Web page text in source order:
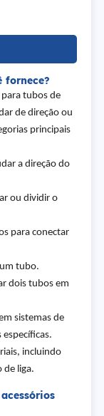
fornece?
para tubos de
de direção ou
principais
a direção do
ou dividir o
para conectar
tubo.
dois tubos em
sistemas de
incluindo
de liga.